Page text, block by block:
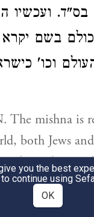
ועכשיו
בשם
וכו'
The mishna is
both Jews
the end it
refers to
mishna does
you the best
continue using
OK